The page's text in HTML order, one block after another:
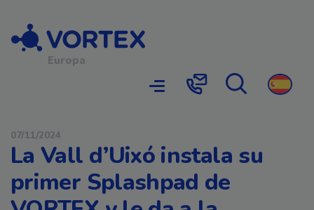
Navegación principal
Europa
Contacto Búsqueda
07/11/2024
La Vall d’Uixó instala su
primer Splashpad de